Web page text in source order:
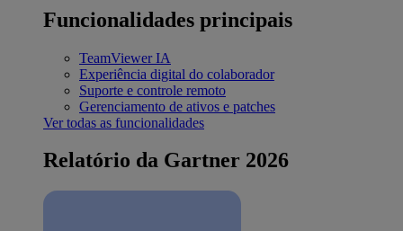
Funcionalidades principais
TeamViewer IA
Experiência digital do colaborador
Suporte e controle remoto
Gerenciamento de ativos e patches
Ver todas as funcionalidades
Relatório da Gartner 2026